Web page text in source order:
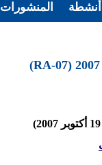
المنشورات أنشطة